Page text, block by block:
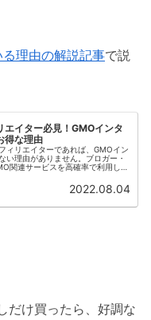
理由の解説記事で説
エイター必見！GMOインタ
得な理由
ィリエイターであれば、GMOイン
い理由がありません。ブロガー・
関連サービスを高確率で利用して
2022.08.04
だけ買ったら、好調な